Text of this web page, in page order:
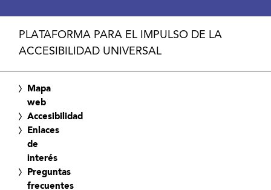
PLATAFORMA PARA EL IMPULSO DE LA
ACCESIBILIDAD UNIVERSAL
Mapa
web
Accesibilidad
Enlaces
de
interés
Preguntas
frecuentes